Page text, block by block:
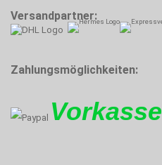
Versandpartner:
Zahlungsmöglichkeiten:
Vorkasse